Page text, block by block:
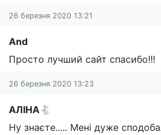
26 березня 2020 13:21
And
Просто лучший сайт спасибо!!!
26 березня 2020 13:23
АЛІНА🐇
Ну знаєте..... Мені дуже